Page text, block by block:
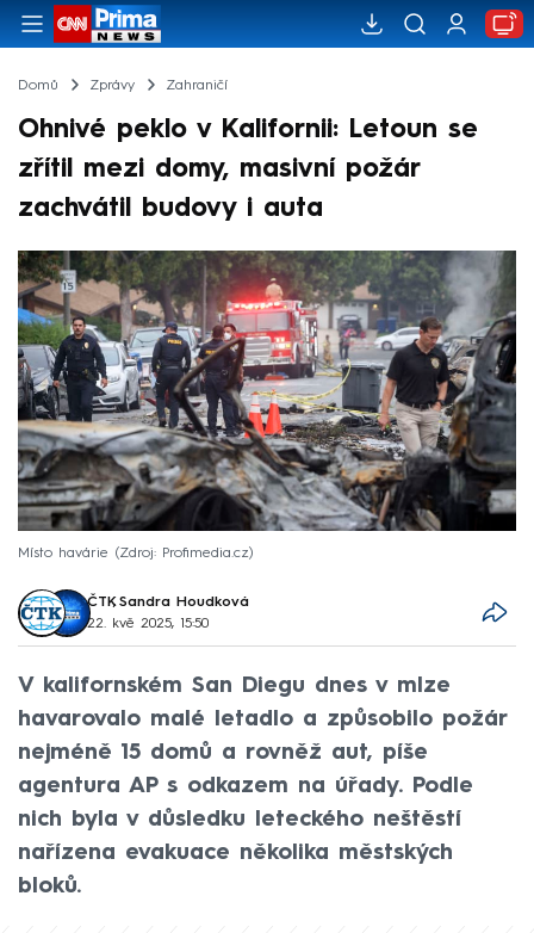
Domů Zprávy Zahraničí
Ohnivé peklo v Kalifornii: Letoun se
zřítil mezi domy, masivní požár
zachvátil budovy i auta
Místo havárie Zdroj: Profimedia.cz
ČTK, Sandra Houdková
22. kvě 2025, 15:50
V kalifornském San Diegu dnes v mlze
havarovalo malé letadlo a způsobilo požár
nejméně 15 domů a rovněž aut, píše
agentura AP s odkazem na úřady. Podle
nich byla v důsledku leteckého neštěstí
nařízena evakuace několika městských
bloků.